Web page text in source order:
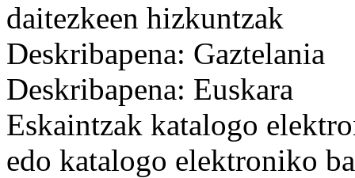
daitezkeen hizkuntzak
Deskribapena: Gaztelania
Deskribapena: Euskara
Eskaintzak katalogo
edo katalogo elektroniko